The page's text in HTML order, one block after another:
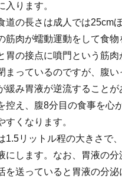
入ります。
道の長さは成人では25cm
筋肉が蠕動運動をして食物
の接点に噴門という筋
まっているのですが、腹
緩み胃液が逆流すること
控え、腹8分目の食事を心
すくなります。
1.5リットル程の大きさで
にします。なお、胃液の
を送っていると胃液の分